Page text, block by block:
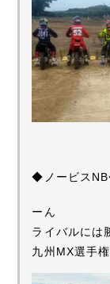
◆ノービス
ーん
ライバルには
九州MX選手